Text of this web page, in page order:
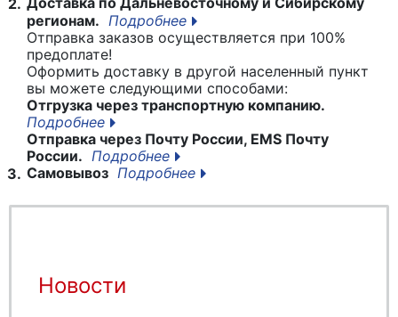
регионам. Подробнее
Отправка заказов осуществляется при 100%
предоплате!
Оформить доставку в другой населенный пункт
вы можете следующими способами:
Отгрузка через транспортную компанию.
Подробнее
Отправка через Почту России, EMS Почту
России. Подробнее
3. Самовывоз Подробнее
Новости